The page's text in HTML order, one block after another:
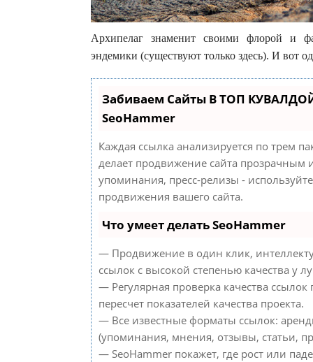
Архипелаг знаменит своими флорой и
эндемики (существуют только здесь). И вот
Забиваем Сайты В ТОП
SeoHammer
Каждая ссылка анализируется по трем
делает продвижение сайта прозрачным
упоминания, пресс-релизы -
продвижения вашего сайта.
Что умеет делать SeoHammer
— Продвижение в один клик,
ссылок с высокой степенью качества у
— Регулярная проверка качества
пересчет показателей качества проекта.
— Все известные форматы ссылок:
(упоминания, мнения, отзывы, статьи,
— SeoHammer покажет, где рост или